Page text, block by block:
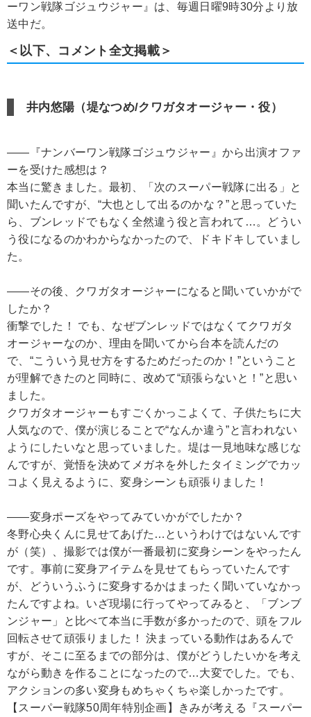
ーワン戦隊ゴジュウジャー』は、毎週日曜9時30分より放
送中だ。
＜以下、コメント全文掲載＞
井内悠陽（堤なつめ/クワガタオージャー・役）
――『ナンバーワン戦隊ゴジュウジャー』から出演オファ
ーを受けた感想は？
本当に驚きました。最初、「次のスーパー戦隊に出る」と
聞いたんですが、“大也として出るのかな？”と思っていた
ら、ブンレッドでもなく全然違う役と言われて…。どうい
う役になるのかわからなかったので、ドキドキしていまし
た。
――その後、クワガタオージャーになると聞いていかがで
したか？
衝撃でした！ でも、なぜブンレッドではなくてクワガタ
オージャーなのか、理由を聞いてから台本を読んだの
で、“こういう見せ方をするためだったのか！”ということ
が理解できたのと同時に、改めて“頑張らないと！”と思い
ました。
クワガタオージャーもすごくかっこよくて、子供たちに大
人気なので、僕が演じることで“なんか違う”と言われない
ようにしたいなと思っていました。堤は一見地味な感じな
んですが、覚悟を決めてメガネを外したタイミングでカッ
コよく見えるように、変身シーンも頑張りました！
――変身ポーズをやってみていかがでしたか？
冬野心央くんに見せてあげた…というわけではないんです
が（笑）、撮影では僕が一番最初に変身シーンをやったん
です。事前に変身アイテムを見せてもらっていたんです
が、どういうふうに変身するかはまったく聞いていなかっ
たんですよね。いざ現場に行ってやってみると、「ブンブ
ンジャー」と比べて本当に手数が多かったので、頭をフル
回転させて頑張りました！ 決まっている動作はあるんで
すが、そこに至るまでの部分は、僕がどうしたいかを考え
ながら動きを作ることになったので…大変でした。でも、
アクションの多い変身もめちゃくちゃ楽しかったです。
【スーパー戦隊50周年特別企画】きみが考える『スーパー